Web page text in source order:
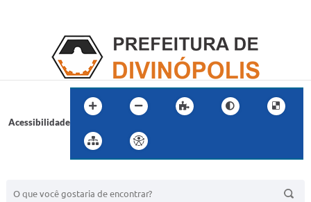
Acessibilidade